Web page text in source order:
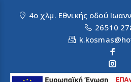
4ο χλμ. Εθνικής οδού
26510